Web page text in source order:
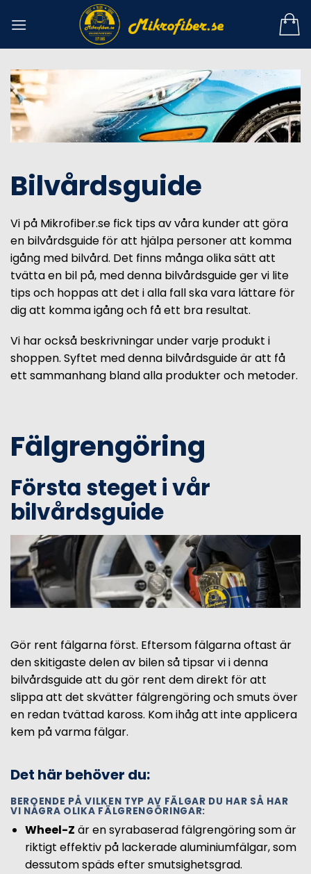
Bilvårdsguide
Vi på Mikrofiber.se fick tips av våra kunder att göra
en bilvårdsguide för att hjälpa personer att komma
igång med bilvård. Det finns många olika sätt att
tvätta en bil på, med denna bilvårdsguide ger vi lite
tips och hoppas att det i alla fall ska vara lättare för
dig att komma igång och få ett bra resultat.
Vi har också beskrivningar under varje produkt i
shoppen. Syftet med denna bilvårdsguide är att få
ett sammanhang bland alla produkter och metoder.
Fälgrengöring
Första steget i vår
bilvårdsguide
Gör rent fälgarna först. Eftersom fälgarna oftast är
den skitigaste delen av bilen så tipsar vi i denna
bilvårdsguide att du gör rent dem direkt för att
slippa att det skvätter fälgrengöring och smuts över
en redan tvättad kaross. Kom ihåg att inte applicera
kem på varma fälgar.
Det här behöver du:
BEROENDE PÅ VILKEN TYP AV FÄLGAR DU HAR SÅ HAR
VI NÅGRA OLIKA FÄLGRENGÖRINGAR:
Wheel-Z är en syrabaserad fälgrengöring som är
riktigt effektiv på lackerade aluminiumfälgar, som
dessutom späds efter smutsighetsgrad.